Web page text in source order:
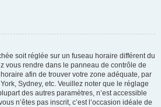
soit réglée sur un fuseau horaire différent du
vous rendre dans le panneau de contrôle de
afin de trouver votre zone adéquate, par
Sydney, etc. Veuillez noter que le réglage
des autres paramètres, n’est accessible
n’êtes pas inscrit, c’est l’occasion idéale de